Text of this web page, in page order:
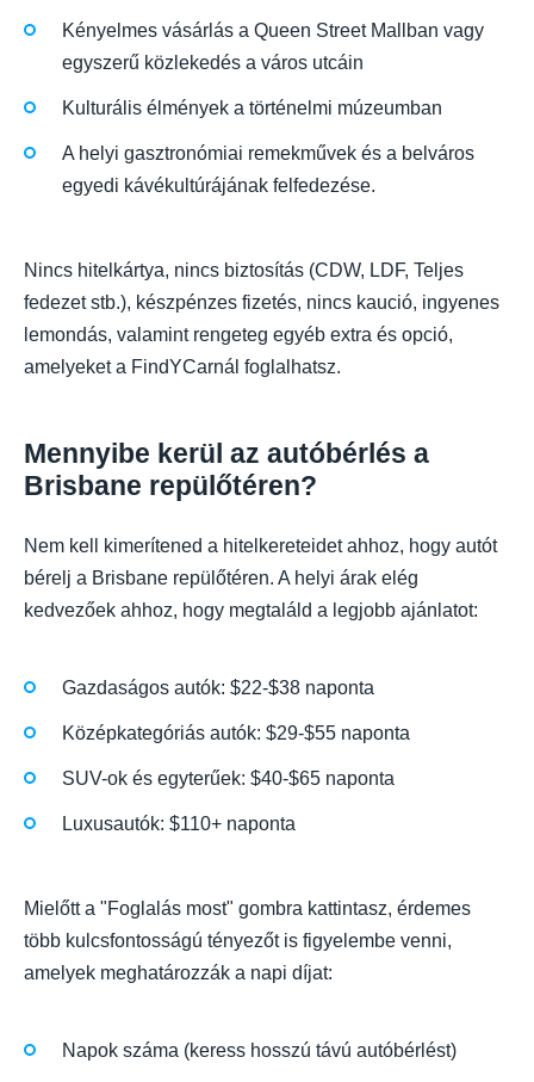
Kényelmes vásárlás a Queen Street Mallban vagy
egyszerű közlekedés a város utcáin
Kulturális élmények a történelmi múzeumban
A helyi gasztronómiai remekművek és a belváros
egyedi kávékultúrájának felfedezése.
Nincs hitelkártya, nincs biztosítás (CDW, LDF, Teljes
fedezet stb.), készpénzes fizetés, nincs kaució, ingyenes
lemondás, valamint rengeteg egyéb extra és opció,
amelyeket a FindYCarnál foglalhatsz.
Mennyibe kerül az autóbérlés a
Brisbane repülőtéren?
Nem kell kimerítened a hitelkereteidet ahhoz, hogy autót
bérelj a Brisbane repülőtéren. A helyi árak elég
kedvezőek ahhoz, hogy megtaláld a legjobb ajánlatot:
Gazdaságos autók: $22-$38 naponta
Középkategóriás autók: $29-$55 naponta
SUV-ok és egyterűek: $40-$65 naponta
Luxusautók: $110+ naponta
Mielőtt a "Foglalás most" gombra kattintasz, érdemes
több kulcsfontosságú tényezőt is figyelembe venni,
amelyek meghatározzák a napi díjat:
Napok száma (keress hosszú távú autóbérlést)